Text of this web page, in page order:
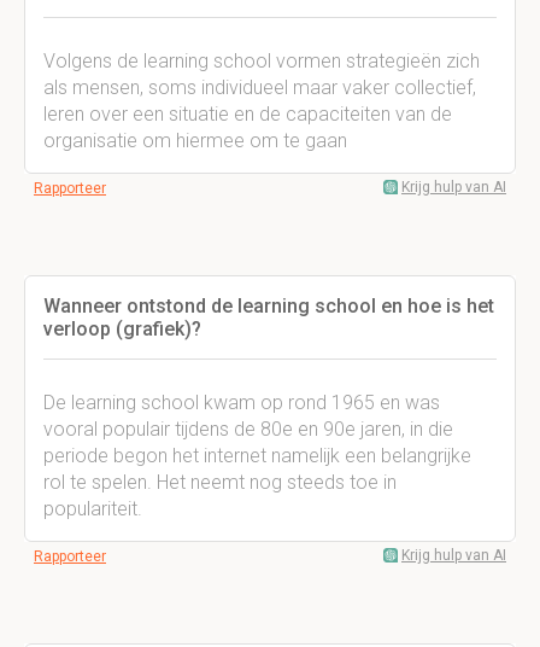
Volgens de learning school vormen strategieën zich
als mensen, soms individueel maar vaker collectief,
leren over een situatie en de capaciteiten van de
organisatie om hiermee om te gaan
Rapporteer Krijg hulp van AI
Wanneer ontstond de learning school en hoe is het
verloop (grafiek)?
De learning school kwam op rond 1965 en was
vooral populair tijdens de 80e en 90e jaren, in die
periode begon het internet namelijk een belangrijke
rol te spelen. Het neemt nog steeds toe in
populariteit.
Rapporteer Krijg hulp van AI